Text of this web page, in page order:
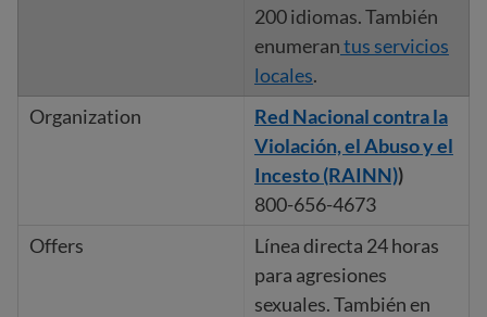
200idiomas. También
enumerantus servicios
locales.
Red Nacional contra la
Violación, el Abuso y el
Incesto (RAINN))
800-656-4673
Línea directa 24 horas
para agresiones
sexuales. También en